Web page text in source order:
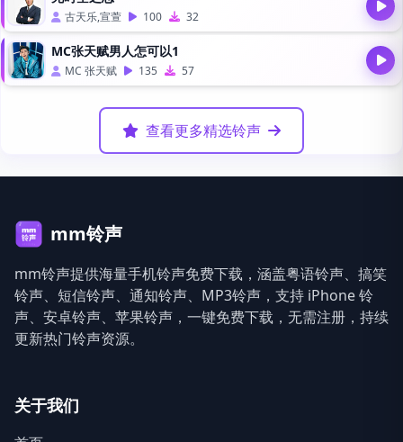
古天乐,宣萱 100 32
MC张天赋男人怎可以1
MC 张天赋 135 57
查看更多精选铃声
mm铃声
mm铃声提供海量手机铃声免费下载，涵盖粤语铃声、搞笑
铃声、短信铃声、通知铃声、MP3铃声，支持 iPhone 铃
声、安卓铃声、苹果铃声，一键免费下载，无需注册，持续
更新热门铃声资源。
关于我们